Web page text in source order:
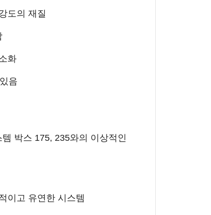
도의 재질
화
음
박스 175, 235와의 이상적인
이고 유연한 시스템